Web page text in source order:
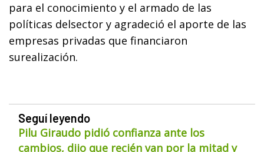
para el conocimiento y el armado de las
políticas delsector y agradeció el aporte de las
empresas privadas que financiaron
surealización.
Seguí leyendo
Pilu Giraudo pidió confianza ante los
cambios, dijo que recién van por la mitad y